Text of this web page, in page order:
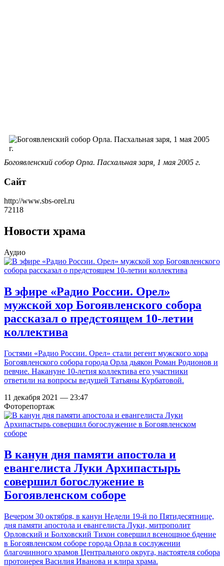
Богоявленский собор Орла. Пасхальная заря, 1 мая 2005 г.
Сайт
http://www.sbs-orel.ru
72118
Новости храма
Аудио
В эфире «Радио России. Орел»
мужской хор Богоявленского собора
рассказал о предстоящем 10-летии
коллектива
Гостями «Радио России. Орел» стали регент мужского хора
Богоявленского собора города Орла дьякон Роман Родионов и
певчие. Накануне 10-летия коллектива его участники
ответили на вопросы ведущей Татьяны Курбатовой.
11 декабря 2021 — 23:47
Фоторепортаж
В канун дня памяти апостола и
евангелиста Луки Архипастырь
совершил богослужение в
Богоявленском соборе
Вечером 30 октября, в канун Недели 19-й по Пятидесятнице,
дня памяти апостола и евангелиста Луки, митрополит
Орловский и Болховский Тихон совершил всенощное бдение
в Богоявленском соборе города Орла в сослужении
благочинного храмов Центрального округа, настоятеля собора
протоиерея Василия Иванова и клира храма.